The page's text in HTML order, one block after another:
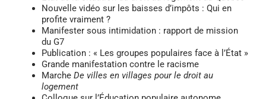
Nouvelle vidéo sur les baisses d’impôts : Qui en
profite vraiment ?
Manifester sous intimidation : rapport de mission
du G7
Publication : « Les groupes populaires face à l’État »
Grande manifestation contre le racisme
Marche De villes en villages pour le droit au
logement